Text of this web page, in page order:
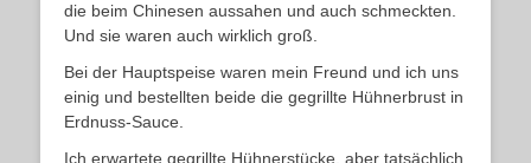
die beim Chinesen aussahen und auch schmeckten.
Und sie waren auch wirklich groß.
Bei der Hauptspeise waren mein Freund und ich uns
einig und bestellten beide die gegrillte Hühnerbrust in
Erdnuss-Sauce.
Ich erwartete gegrillte Hühnerstücke, aber tatsächlich